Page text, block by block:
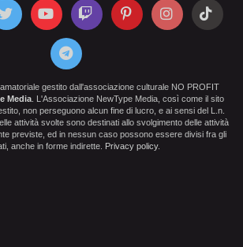
gestito dall'associazione culturale NO PROFIT
Media . L'Associazione NewType Media, così come il sito
non perseguono alcun fine di lucro, e ai sensi del L.n.
attività svolte sono destinati allo svolgimento delle attività
previste, ed in nessun caso possono essere divisi fra gli
anche in forme indirette. Privacy policy.